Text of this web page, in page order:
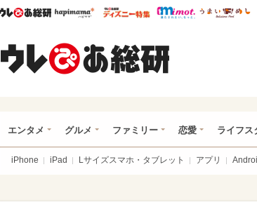
ウレぴあ総研ハピママ* ウレぴあ総研 ディズ
mimot.
エンタメ グルメ ファミリー 恋愛 ライフス
iPhone iPad Lサイズスマホ・タブレット アプリ